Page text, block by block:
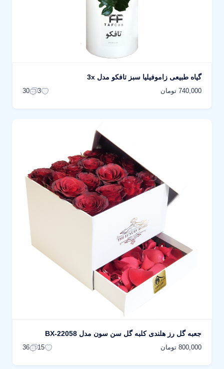
گیاه طبیعی زاموفیلیا سبز تافکو مدل 3x
740,000 تومان 3
30
جعبه گل رز هلندی کلبه گل سن سون مدل BX-22058
800,000 تومان 15
36